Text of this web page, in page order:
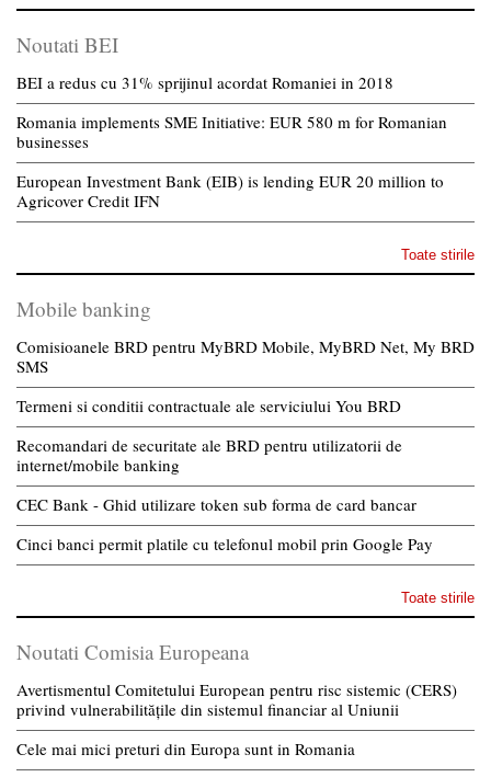
Noutati BEI
BEI a redus cu 31% sprijinul acordat Romaniei in 2018
Romania implements SME Initiative: EUR 580 m for Romanian
businesses
European Investment Bank (EIB) is lending EUR 20 million to
Agricover Credit IFN
Toate stirile
Mobile banking
Comisioanele BRD pentru MyBRD Mobile, MyBRD Net, My BRD
SMS
Termeni si conditii contractuale ale serviciului You BRD
Recomandari de securitate ale BRD pentru utilizatorii de
internet/mobile banking
CEC Bank - Ghid utilizare token sub forma de card bancar
Cinci banci permit platile cu telefonul mobil prin Google Pay
Toate stirile
Noutati Comisia Europeana
Avertismentul Comitetului European pentru risc sistemic (CERS)
privind vulnerabilitățile din sistemul financiar al Uniunii
Cele mai mici preturi din Europa sunt in Romania